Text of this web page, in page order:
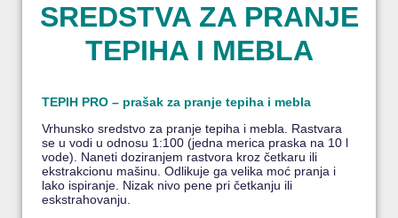
SREDSTVA ZA PRANJE
TEPIHA I MEBLA
TEPIH PRO – prašak za pranje tepiha i mebla
Vrhunsko sredstvo za pranje tepiha i mebla. Rastvara
se u vodi u odnosu 1:100 (jedna merica praska na 10 l
vode). Naneti doziranjem rastvora kroz četkaru ili
ekstrakcionu mašinu. Odlikuje ga velika moć pranja i
lako ispiranje. Nizak nivo pene pri četkanju ili
eskstrahovanju.